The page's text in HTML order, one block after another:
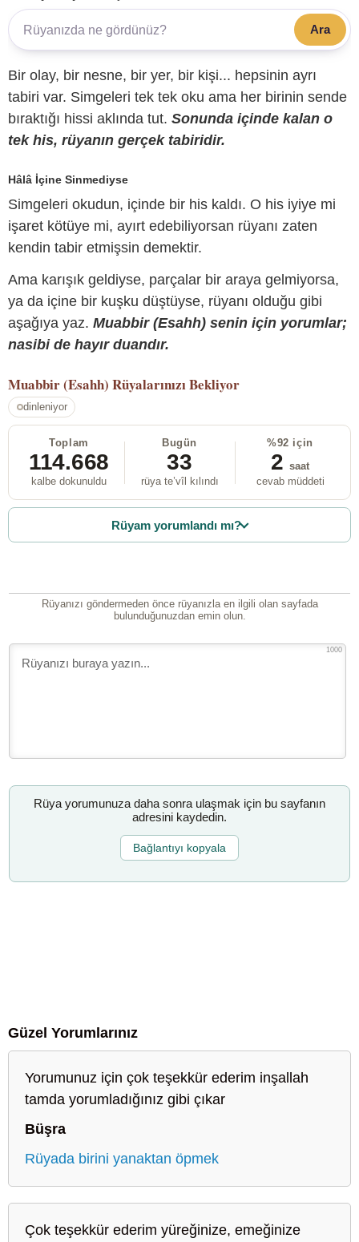
Ara
Bir olay, bir nesne, bir yer, bir kişi... hepsinin ayrı
tabiri var. Simgeleri tek tek oku ama her birinin sende
bıraktığı hissi aklında tut. Sonunda içinde kalan o
tek his, rüyanın gerçek tabiridir.
Hâlâ İçine Sinmediyse
Simgeleri okudun, içinde bir his kaldı. O his iyiye mi
işaret kötüye mi, ayırt edebiliyorsan rüyanı zaten
kendin tabir etmişsin demektir.
Ama karışık geldiyse, parçalar bir araya gelmiyorsa,
ya da içine bir kuşku düştüyse, rüyanı olduğu gibi
aşağıya yaz. Muabbir (Esahh) senin için yorumlar;
nasibi de hayır duandır.
Muabbir (Esahh) Rüyalarınızı Bekliyor
dinleniyor
Toplam
114.668
kalbe dokunuldu
Bugün
33
rüya te’vîl kılındı
%92 için
2 saat
cevab müddeti
Rüyam yorumlandı mı?
Rüyanızı göndermeden önce rüyanızla en ilgili olan sayfada
bulunduğunuzdan emin olun.
1000
Rüya yorumunuza daha sonra ulaşmak için bu sayfanın
adresini kaydedin.
Bağlantıyı kopyala
Güzel Yorumlarınız
Yorumunuz için çok teşekkür ederim inşallah
tamda yorumladığınız gibi çıkar
Büşra
Rüyada birini yanaktan öpmek
Çok teşekkür ederim yüreğinize, emeğinize